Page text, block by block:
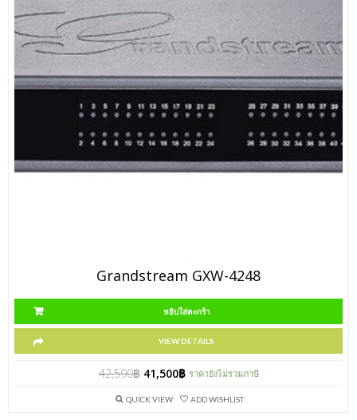
Grandstream GXW-4248
หยิบใส่ตะกร้า
VIEW DETAILS
42,590฿ 41,500฿ ราคายังไม่รวมภาษี
QUICK VIEW ADD WISHLIST